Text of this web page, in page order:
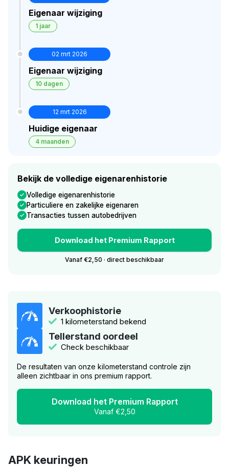
Eigenaar wijziging
1 jaar
02 mrt 2026
Eigenaar wijziging
10 dagen
12 mrt 2026
Huidige eigenaar
4 maanden
Bekijk de volledige eigenarenhistorie
Volledige eigenarenhistorie
Particuliere en zakelijke eigenaren
Transacties tussen autobedrijven
Download het Premium Rapport
Vanaf €2,50 · direct beschikbaar
Verkoophistorie
1 kilometerstand bekend
Tellerstand oordeel
Check beschikbaar
De resultaten van onze kilometerstand controle zijn
alleen zichtbaar in ons premium rapport.
Download het Premium Rapport
Vanaf €2,50
APK keuringen